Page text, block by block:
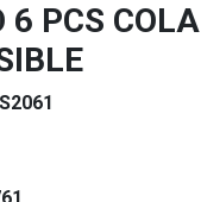
6 PCS COLA